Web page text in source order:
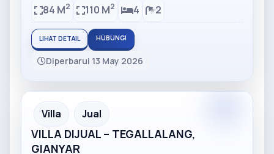
84 M2 110 M2 4 2
LIHAT DETAIL HUBUNGI
Diperbarui 13 May 2026
Partner Ad
Villa Jual
VILLA DIJUAL – TEGALLALANG,
GIANYAR